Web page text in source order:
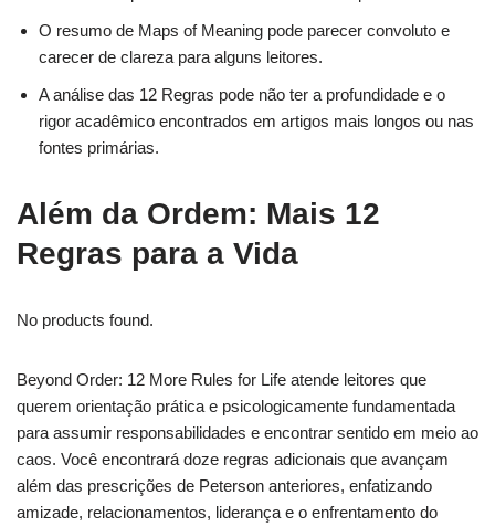
O resumo de Maps of Meaning pode parecer convoluto e
carecer de clareza para alguns leitores.
A análise das 12 Regras pode não ter a profundidade e o
rigor acadêmico encontrados em artigos mais longos ou nas
fontes primárias.
Além da Ordem: Mais 12
Regras para a Vida
No products found.
Beyond Order: 12 More Rules for Life atende leitores que
querem orientação prática e psicologicamente fundamentada
para assumir responsabilidades e encontrar sentido em meio ao
caos. Você encontrará doze regras adicionais que avançam
além das prescrições de Peterson anteriores, enfatizando
amizade, relacionamentos, liderança e o enfrentamento do